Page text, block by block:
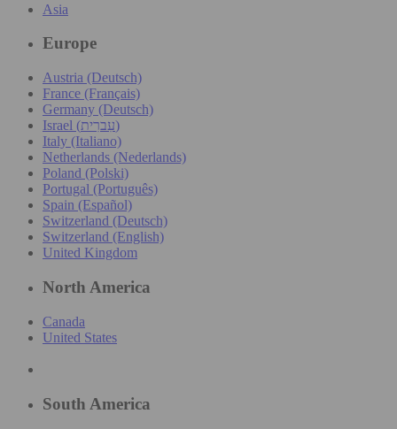
Asia
Europe
Austria (Deutsch)
France (Français)
Germany (Deutsch)
Israel (עִברִית)
Italy (Italiano)
Netherlands (Nederlands)
Poland (Polski)
Portugal (Português)
Spain (Español)
Switzerland (Deutsch)
Switzerland (English)
United Kingdom
North America
Canada
United States
South America